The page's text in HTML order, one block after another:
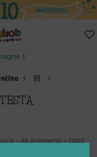
– 48 argomenti – 1000